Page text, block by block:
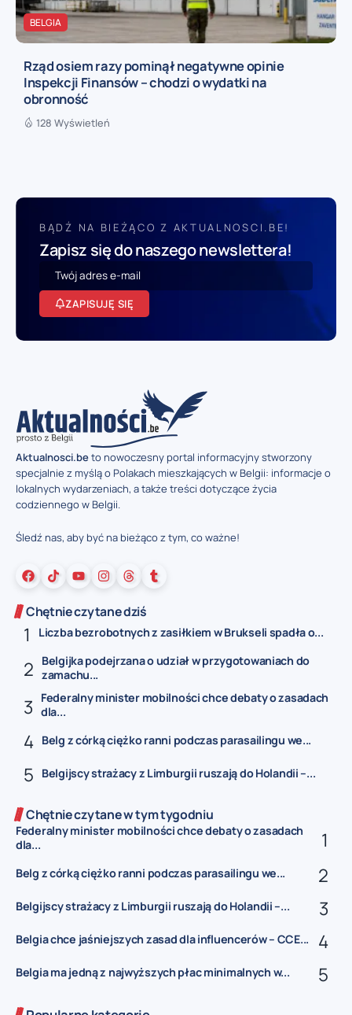
BELGIA
Rząd osiem razy pominął negatywne opinie
Inspekcji Finansów – chodzi o wydatki na
obronność
128 Wyświetleń
BĄDŹ NA BIEŻĄCO Z AKTUALNOSCI.BE!
Zapisz się do naszego newslettera!
ZAPISUJĘ SIĘ
Aktualnosci.beto nowoczesny portal informacyjny stworzony
specjalnie z myślą o Polakach mieszkających w Belgii: informacje o
lokalnych wydarzeniach, a także treści dotyczące życia
codziennego w Belgii.
Śledź nas, aby być na bieżąco z tym, co ważne!
Chętnie czytane dziś
Liczba bezrobotnych z zasiłkiem w Brukseli spadła o...
Belgijka podejrzana o udział w przygotowaniach do
zamachu...
Federalny minister mobilności chce debaty o zasadach
dla...
Belg z córką ciężko ranni podczas parasailingu we...
Belgijscy strażacy z Limburgii ruszają do Holandii –...
Chętnie czytane w tym tygodniu
Federalny minister mobilności chce debaty o zasadach
dla...
Belg z córką ciężko ranni podczas parasailingu we...
Belgijscy strażacy z Limburgii ruszają do Holandii –...
Belgia chce jaśniejszych zasad dla influencerów – CCE...
Belgia ma jedną z najwyższych płac minimalnych w...